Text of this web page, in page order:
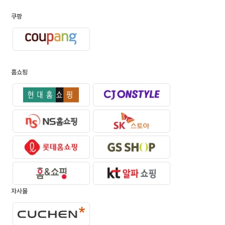
쿠팡
홈쇼핑
자사몰